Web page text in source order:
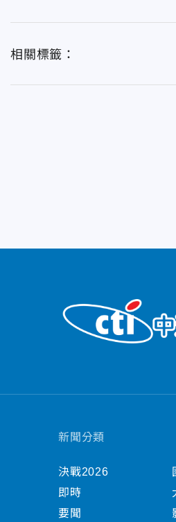
相關標籤：
新聞分類
決戰2026
即時
要聞